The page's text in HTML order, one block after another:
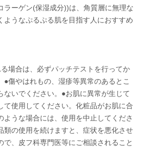
ラーゲン(保湿成分))は、角質層に無理な
ようなぷるぷる肌を目指す人におすすめ
場合は、必ずパッチテストを行ってか
●傷やはれもの、湿疹等異常のあるとこ
ないでください。●お肌に異常が生じて
て使用してください。化粧品がお肌に合
ような場合には、使用を中止してくださ
類の使用を続けますと、症状を悪化させ
で、皮フ科専門医等にご相談されること